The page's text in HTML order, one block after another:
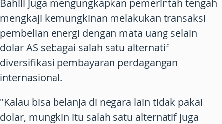
Bahlil juga mengungkapkan pemerintah tengah
mengkaji kemungkinan melakukan transaksi
pembelian energi dengan mata uang selain
dolar AS sebagai salah satu alternatif
diversifikasi pembayaran perdagangan
internasional.
"Kalau bisa belanja di negara lain tidak pakai
dolar, mungkin itu salah satu alternatif juga